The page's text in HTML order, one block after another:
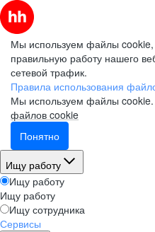
Мы используем файлы cookie,
правильную работу нашего
сетевой трафик.
Правила использования
Мы используем файлы cookie.
файлов cookie
Понятно
Ищу работу
Ищу работу
Ищу работу
Ищу сотрудника
Сервисы